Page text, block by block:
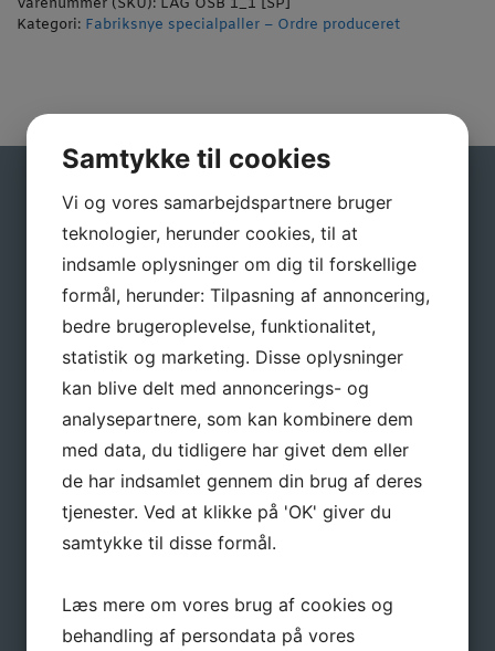
Kategori: Fabriksnye specialpaller – Ordre produceret
Gå ikke glip af gode tilbud
Tilmeld dig vores nyhedsbrev, hvis du vil
have nyheder og gode tilbud direkte i
din indbakke.
E-mail *
Samtykke til cookies
Vi og vores samarbejdspartnere bruger
teknologier, herunder cookies, til at
indsamle oplysninger om dig til forskellige
formål, herunder: Tilpasning af annoncering,
bedre brugeroplevelse, funktionalitet,
statistik og marketing. Disse oplysninger
kan blive delt med annoncerings- og
analysepartnere, som kan kombinere dem
med data, du tidligere har givet dem eller
de har indsamlet gennem din brug af deres
tjenester. Ved at klikke på 'OK' giver du
samtykke til disse formål.
Læs mere om vores brug af cookies og
behandling af persondata på vores